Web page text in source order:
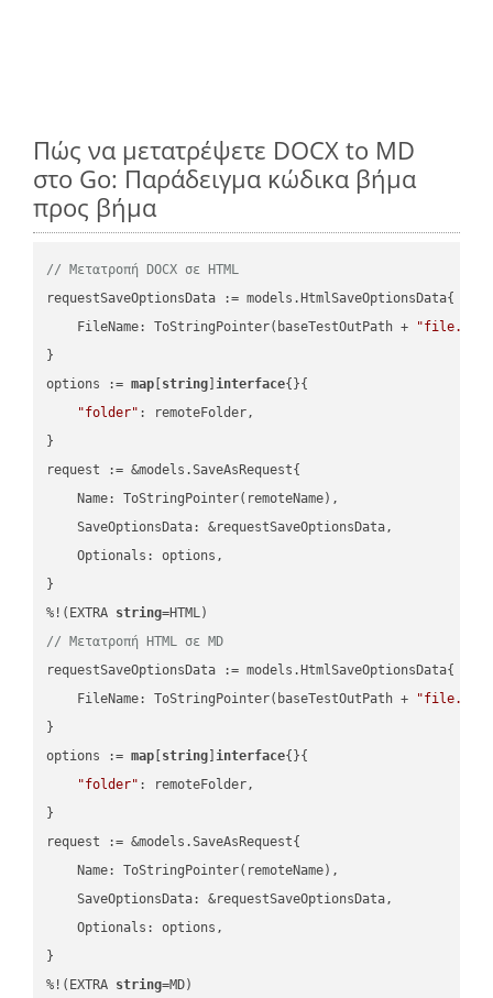
Πώς να μετατρέψετε DOCX to MD
στο Go: Παράδειγμα κώδικα βήμα
προς βήμα
// Μετατροπή DOCX σε HTML
requestSaveOptionsData := models.HtmlSaveOptionsData{
    FileName: ToStringPointer(baseTestOutPath +
}
options := map string ]interface{}{
"folder" : remoteFolder,
}
request := &models.SaveAsRequest{
    Name: ToStringPointer(remoteName),
    SaveOptionsData: &requestSaveOptionsData,
    Optionals: options,
}
%!(EXTRA string
// Μετατροπή HTML σε MD
requestSaveOptionsData := models.HtmlSaveOptionsData{
    FileName: ToStringPointer(baseTestOutPath +
}
options := map string ]interface{}{
"folder" : remoteFolder,
}
request := &models.SaveAsRequest{
    Name: ToStringPointer(remoteName),
    SaveOptionsData: &requestSaveOptionsData,
    Optionals: options,
}
%!(EXTRA string=MD)